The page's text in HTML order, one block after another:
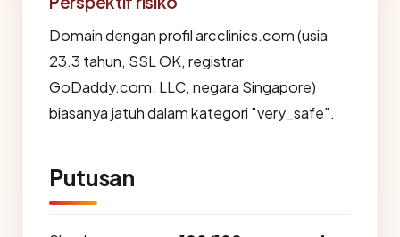
Domain dengan profil arcclinics.com (usia
23.3 tahun, SSL OK, registrar
GoDaddy.com, LLC, negara Singapore)
biasanya jatuh dalam kategori "very_safe".
Putusan